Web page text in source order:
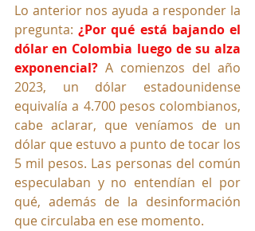
Lo anterior nos ayuda a responder la
pregunta: ¿Por qué está bajando el
dólar en Colombia luego de su alza
exponencial? A comienzos del año
2023, un dólar estadounidense
equivalía a 4.700 pesos colombianos,
cabe aclarar, que veníamos de un
dólar que estuvo a punto de tocar los
5 mil pesos. Las personas del común
especulaban y no entendían el por
qué, además de la desinformación
que circulaba en ese momento.